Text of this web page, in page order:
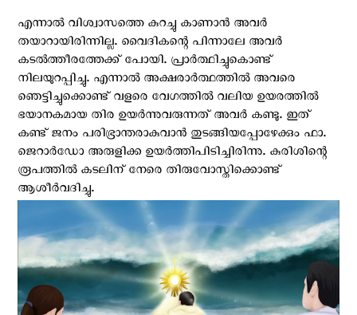
എന്നാല്‍ വിശ്വാസത്തെ കുറച്ചു കാണാന്‍ അവര്‍
തയാറായിരിന്നില്ല. വൈദികന്റെ പിന്നാലേ അവര്‍
കടൽത്തീരത്തേക്ക് പോയി. പ്രാർത്ഥിച്ചുകൊണ്ട്
നിലയുറപ്പിച്ചു. എന്നാല്‍ അക്ഷരാര്‍ത്ഥത്തില്‍ അവരെ
ഞെട്ടിച്ചുക്കൊണ്ട് വളരെ വേഗത്തിൽ വലിയ ഉയരത്തില്‍
ഭയാനകമായ തിര ഉയർന്നുവരുന്നത് അവർ കണ്ടു. ഇത്
കണ്ട് ജനം പരിഭ്രാന്തരാകുവാന്‍ തുടങ്ങിയപ്പോഴേക്കും ഫാ.
ജെറാർഡോ അരുളിക്ക ഉയര്‍ത്തിപിടിച്ചിരിന്നു. കുരിശിന്റെ
രൂപത്തില്‍ കടലിന് നേരെ തിരുവോസ്തിക്കൊണ്ട്
ആശീര്‍വദിച്ചു.